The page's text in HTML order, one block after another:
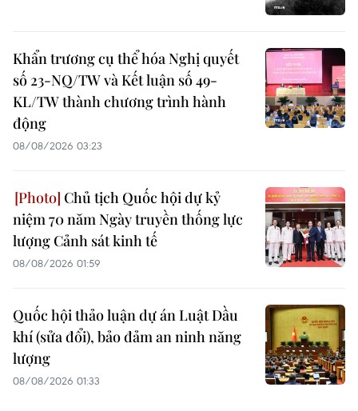
Khẩn trương cụ thể hóa Nghị quyết
số 23-NQ/TW và Kết luận số 49-
KL/TW thành chương trình hành
động
08/08/2026 03:23
Chủ tịch Quốc hội dự kỷ
niệm 70 năm Ngày truyền thống lực
lượng Cảnh sát kinh tế
08/08/2026 01:59
Quốc hội thảo luận dự án Luật Dầu
khí (sửa đổi), bảo đảm an ninh năng
lượng
08/08/2026 01:33